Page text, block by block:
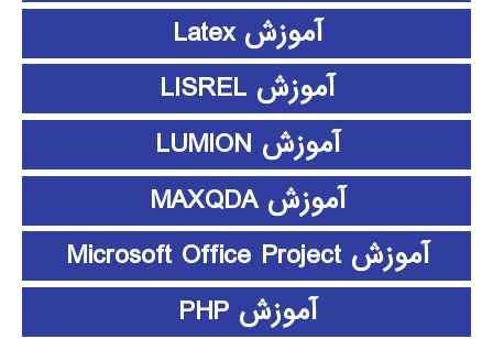
آموزش Latex
آموزش LISREL
آموزش LUMION
آموزش MAXQDA
آموزش Microsoft Office Project
آموزش PHP